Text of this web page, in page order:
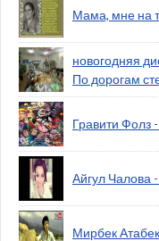
Мама, мне на
новогодняя
По дорогам
Гравити Фолз
Айгул Чалова
Мирбек